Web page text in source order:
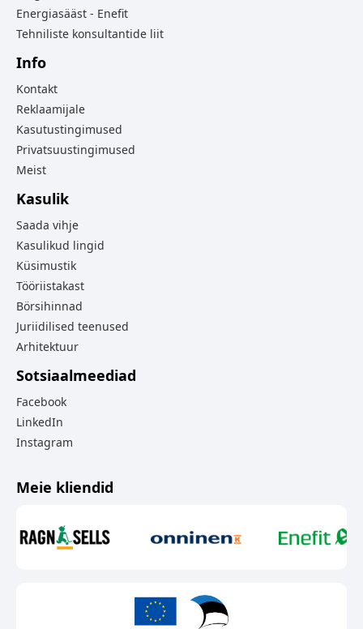
Energiasääst - Enefit
Tehniliste konsultantide liit
Info
Kontakt
Reklaamijale
Kasutustingimused
Privatsuustingimused
Meist
Kasulik
Saada vihje
Kasulikud lingid
Küsimustik
Tööriistakast
Börsihinnad
Juriidilised teenused
Arhitektuur
Sotsiaalmeediad
Facebook
LinkedIn
Instagram
Meie kliendid